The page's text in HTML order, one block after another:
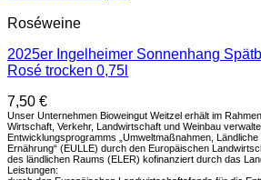
Roséweine
2025er Ingelheimer Sonnenhang
Rosé trocken 0,75l
7,50 €
Unser Unternehmen Bioweingut Weitzel erhält im
Wirtschaft, Verkehr, Landwirtschaft und Weinbau
Entwicklungsprogramms „Umweltmaßnahmen,
Ernährung“ (EULLE) durch den Europäischen
des ländlichen Raums (ELER) kofinanziert durch das
Leistungen: